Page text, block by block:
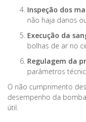
Inspeção dos
não haja danos
Execução da
bolhas de ar no
Regulagem da
parâmetros
O não cumprimento
desempenho da
útil.